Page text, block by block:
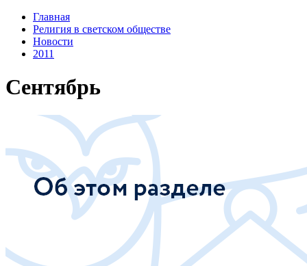
Главная
Религия в светском обществе
Новости
2011
Сентябрь